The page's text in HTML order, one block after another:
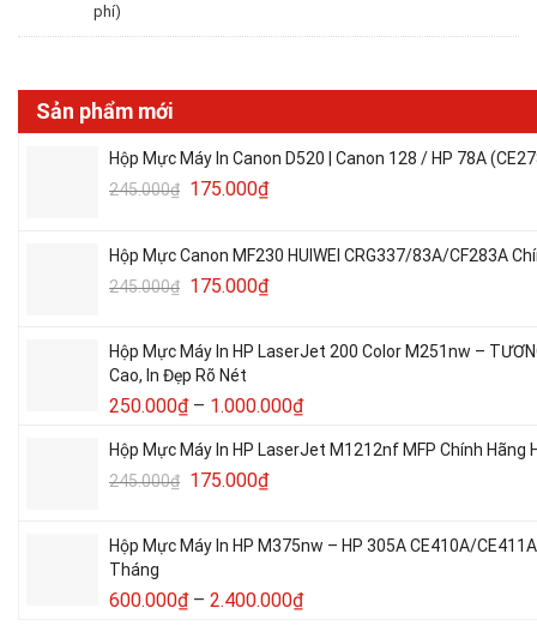
phí)
Sản phẩm mới
Hộp Mực Máy In Canon D520 | Canon 128 / HP 78A
245.000₫ 175.000₫
Hộp Mực Canon MF230 HUIWEI CRG337/83A/CF283A
245.000₫ 175.000₫
Hộp Mực Máy In HP LaserJet 200 Color M251nw –
Cao, In Đẹp Rõ Nét
250.000₫ – 1.000.000₫
Hộp Mực Máy In HP LaserJet M1212nf MFP Chính
245.000₫ 175.000₫
Hộp Mực Máy In HP M375nw – HP 305A CE410A/
Tháng
600.000₫ – 2.400.000₫